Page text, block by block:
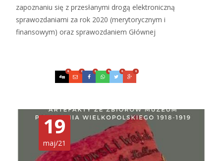
zapoznaniu się z przesłanymi drogą elektroniczną
sprawozdaniami za rok 2020 (merytorycznym i
finansowym) oraz sprawozdaniem Głównej
0 0 0 0 0 0
19
maj/21